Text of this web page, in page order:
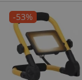
-53%